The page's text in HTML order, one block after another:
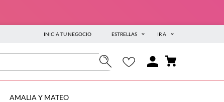
INICIA TU NEGOCIO ESTRELLAS IR A
AMALIA Y MATEO